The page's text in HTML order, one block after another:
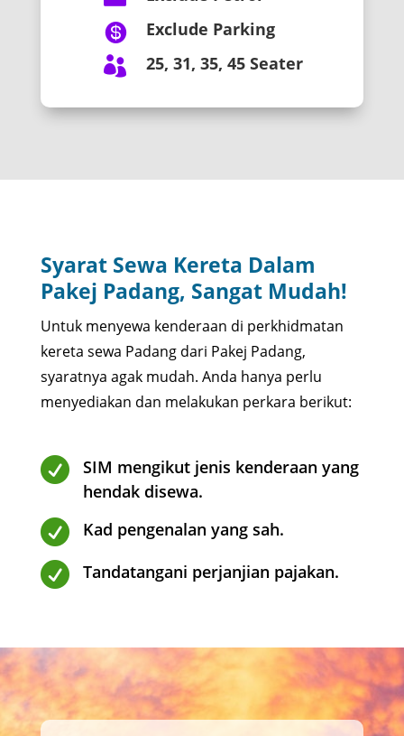
 Exclude Parking
 25, 31, 35, 45 Seater
Syarat Sewa Kereta Dalam
Pakej Padang, Sangat Mudah!
Untuk menyewa kenderaan di perkhidmatan
kereta sewa Padang dari Pakej Padang,
syaratnya agak mudah. Anda hanya perlu
menyediakan dan melakukan perkara berikut:

SIM mengikut jenis kenderaan yang
hendak disewa.
 Kad pengenalan yang sah.
 Tandatangani perjanjian pajakan.